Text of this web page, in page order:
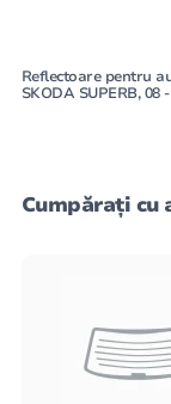
Reflectoare pentru
SKODA SUPERB, 08
Cumpărați cu